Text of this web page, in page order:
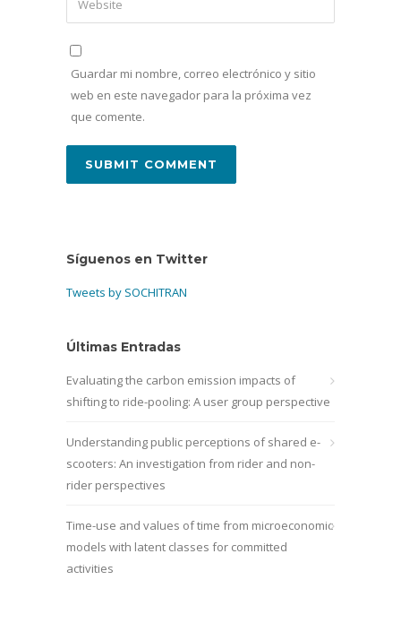
Guardar mi nombre, correo electrónico y sitio
web en este navegador para la próxima vez
que comente.
Síguenos en Twitter
Tweets by SOCHITRAN
Últimas Entradas
Evaluating the carbon emission impacts of
shifting to ride-pooling: A user group perspective
Understanding public perceptions of shared e-
scooters: An investigation from rider and non-
rider perspectives
Time-use and values of time from microeconomic
models with latent classes for committed
activities